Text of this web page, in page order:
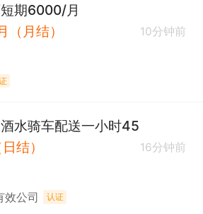
期6000/月
月结）
10分钟前
水骑车配送一小时45
结）
16分钟前
效公司 认证